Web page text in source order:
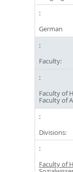
German
Faculty:
Faculty of
Faculty of
Divisions:
Faculty of